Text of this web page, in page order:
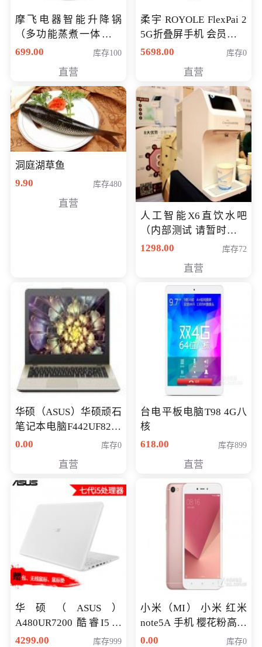
摩飞电器智能升降锅
（多功能蒸煮一体锅）
（智能升降养生锅） 会
699.00 库存100
直营
柔宇 ROYOLE FlexPai 2
5G折叠屏手机 会员专享
购买价格 4998元
5698.00 库存0
直营
洞庭湖草鱼
9.90
库存480
直营
人工智能X6直饮水吧
（内部测试 请暂时不要
购买）
1298.00 库存72
直营
华硕（ASUS）华硕顽石
笔记本电脑F442UF8250
八代独显轻薄办公商务
0.00 库存0
直营
台电平板电脑T98 4G八
核
618.00
库存899
直营
华硕（ASUS）
A480UR7200 酷睿I5超
薄学生办公游戏独显笔
4299.00 库存999
小米（MI） 小米 红米
note5A 手机 樱花粉高配
版 全网通(3G+32G)
0.00 库存0